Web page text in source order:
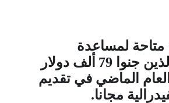
متاحة لمساعدة
جنوا79 ألف دولار
الماضي في تقديم
مجانا.